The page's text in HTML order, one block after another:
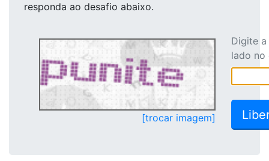
responda ao desafio abaixo.
[trocar imagem]
Digite
lado no